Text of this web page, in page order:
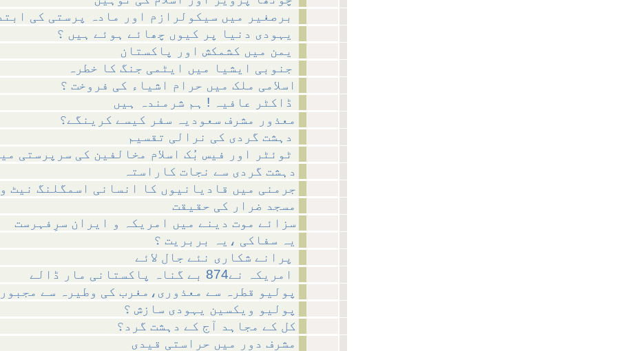
اسلامی ملک میں حرام اشیاء کی فروخت ؟
معذور مشرف سعودیہ سفر کیسے کرینگے؟
دہشت گردی سے نجات کاراستہ
جرمنی میں قادیانیوں کا انسانی اسمگلنگ نیٹ
مسجد ضرار کی حقیقت
سزائے موت دینے میں امریکہ و ایران سرِفہرست
یہ سفاکی ،یہ بربریت ؟
پولیو قطرہ سے معذوری،مغرب کی وطیرہ سے
پولیو ویکسین یہودی سازش ؟
کل کے مجاہد آج کے دہشت گرد؟
مشرف دور میں حراستی قیدی